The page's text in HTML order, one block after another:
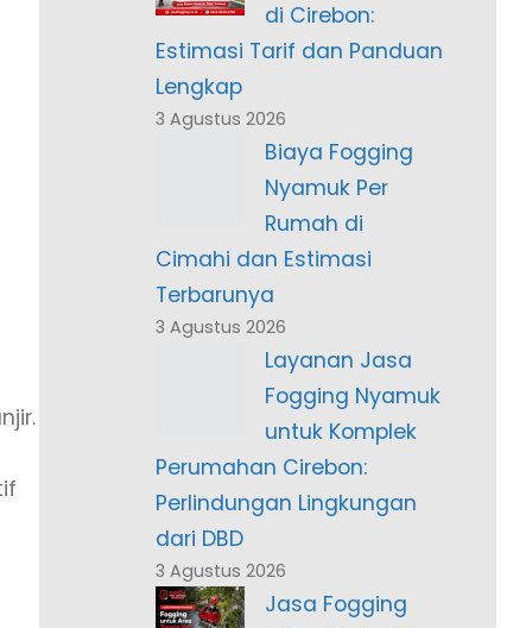
di Cirebon:
Estimasi Tarif dan Panduan
Lengkap
3 Agustus 2026
Biaya Fogging
Nyamuk Per
Rumah di
Cimahi dan Estimasi
Terbarunya
3 Agustus 2026
Layanan Jasa
Fogging Nyamuk
untuk Komplek
Perumahan Cirebon:
Perlindungan Lingkungan
dari DBD
3 Agustus 2026
Jasa Fogging